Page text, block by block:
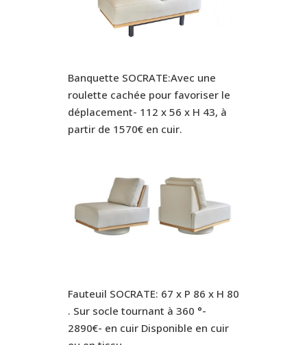
Banquette SOCRATE:Avec une
roulette cachée pour favoriser le
déplacement- 112 x 56 x H 43, à
partir de 1570€ en cuir.
Fauteuil SOCRATE: 67 x P 86 x H 80
. Sur socle tournant à 360 °-
2890€- en cuir Disponible en cuir